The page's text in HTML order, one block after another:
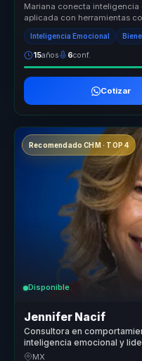
Mariana conecta
aplicada con herramientas
clima y l...
Inteligencia Emocional
15años 6conf.
Cotizar
Recomendado CHM · TOP 4
Disponible
Jennifer Nacif
Consultora en
inteligencia emocional y
lideres y equipos.
MX